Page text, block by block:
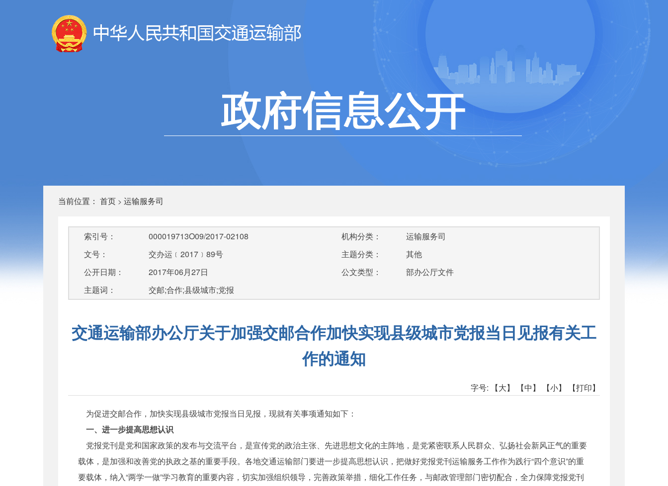
当前位置： 首页 > 运输服务司
索引号：
000019713O09/2017-02108
文号：
交办运﹝2017﹞89号
公开日期：
2017年06月27日
主题词：
交邮;合作;县级城市;党报
机构分类：
运输服务司
主题分类：
其他
公文类型：
部办公厅文件
交通运输部办公厅关于加强交邮合作加快实现县级城市党报当日见报有关工
作的通知
字号: 【大】 【中】 【小】 【打印】
为促进交邮合作，加快实现县级城市党报当日见报，现就有关事项通知如下：
一、进一步提高思想认识
党报党刊是党和国家政策的发布与交流平台，是宣传党的政治主张、先进思想文化的主阵地，是党紧密联系人民群众、弘扬社会新风正气的重要
载体，是加强和改善党的执政之基的重要手段。各地交通运输部门要进一步提高思想认识，把做好党报党刊运输服务工作作为践行“四个意识”的重
要载体，纳入“两学一做”学习教育的重要内容，切实加强组织领导，完善政策举措，细化工作任务，与邮政管理部门密切配合，全力保障党报党刊